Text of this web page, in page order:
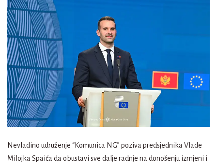
Nevladino udruženje “Komunica NG” poziva predsjednika Vlade
Milojka Spaića da obustavi sve dalje radnje na donošenju izmjeni i